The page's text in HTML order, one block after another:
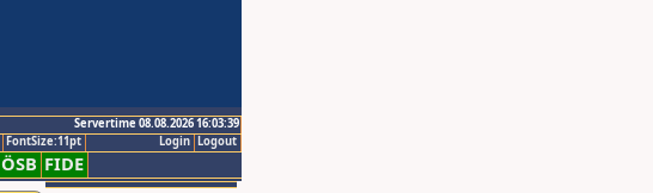
Servertime 08.08.2026 16:03:39
Logout
Login
FontSize:11pt
ÖSB FIDE